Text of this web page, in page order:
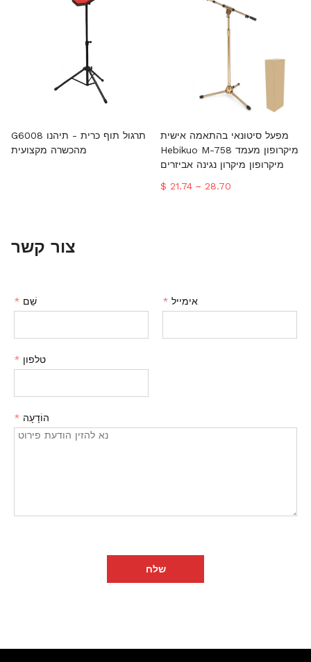
G6008 תרגול תוף כרית - תיהנו
מהכשרה מקצועית
מפעל סיטונאי בהתאמה אישית
Hebikuo M-758 מיקרופון מעמד
מיקרופון מיקרון נגינה אביזרים
$ 21.74 ~ 28.70
צור קשר
* שֵׁם * אימייל
* טלפון
* הוֹדָעָה
שלח